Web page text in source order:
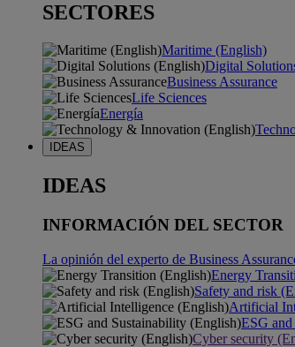
SECTORES
Maritime (English)
Digital
Business Assurance
Life Sciences
Energía
IDEAS
IDEAS
INFORMACIÓN DEL SECTOR
La opinión del experto de Business
Energy
Safety and risk
Artificial
ESG
Cyber security